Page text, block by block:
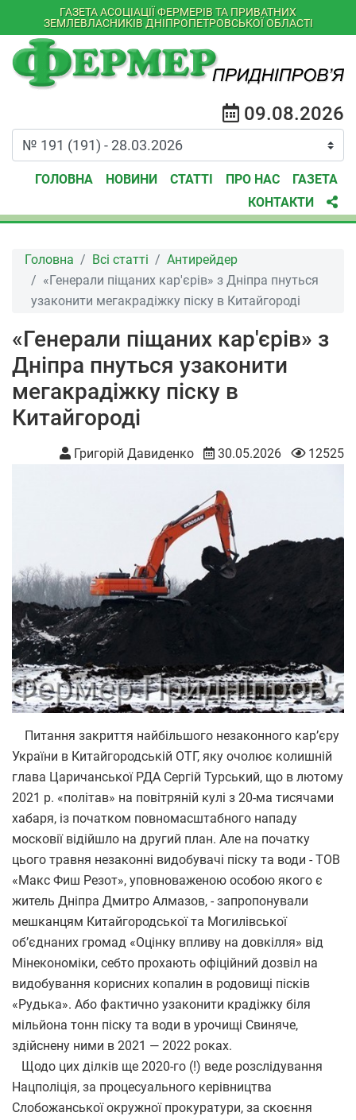
ГАЗЕТА АСОЦІАЦІЇ ФЕРМЕРІВ ТА ПРИВАТНИХ
ЗЕМЛЕВЛАСНИКІВ ДНІПРОПЕТРОВСЬКОЇ ОБЛАСТІ
09.08.2026
ГОЛОВНА НОВИНИ СТАТТІ ПРО НАС
ГАЗЕТА
КОНТАКТИ
Головна Всі статті
Антирейдер
«Генерали піщаних кар'єрів» з Дніпра пнуться
узаконити мегакрадіжку піску в Китайгороді
«Генерали піщаних кар'єрів» з
Дніпра пнуться узаконити
мегакрадіжку піску в
Китайгороді
Григорій Давиденко 30.05.2026 12525
Питання закриття найбільшого незаконного кар’єру
України в Китайгородській ОТГ, яку очолює колишній
глава Царичанської РДА Сергій Турський, що в лютому
2021 р. «політав» на повітряній кулі з 20-ма тисячами
хабаря, із початком повномасштабного нападу
московії відійшло на другий план. Але на початку
цього травня незаконні видобувачі піску та води - ТОВ
«Макс Фиш Резот», уповноваженою особою якого є
житель Дніпра Дмитро Алмазов, - запропонували
мешканцям Китайгородської та Могилівської
об’єднаних громад «Оцінку впливу на довкілля» від
Мінекономіки, себто прохають офіційний дозвіл на
видобування корисних копалин в родовищі пісків
«Рудька». Або фактично узаконити крадіжку біля
мільйона тонн піску та води в урочищі Свиняче,
здійснену ними в 2021 — 2022 роках.
Щодо цих ділків ще 2020-го (!) веде розслідування
Нацполіція, за процесуального керівництва
Слобожанської окружної прокуратури, за скоєння